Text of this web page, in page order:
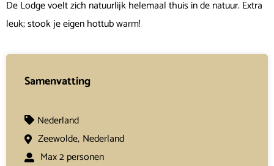
De Lodge voelt zich natuurlijk helemaal thuis in de natuur. Extra
leuk; stook je eigen hottub warm!
Samenvatting
Nederland
Zeewolde, Nederland
Max 2 personen